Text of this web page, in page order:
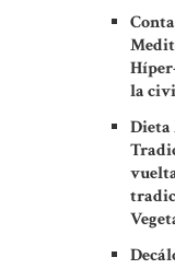
la
Dieta